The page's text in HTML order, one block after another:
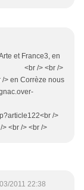
et France3, en
<br /> <br />
/> en Corrèze nous
/>
<br /> <br />
2011 22:38